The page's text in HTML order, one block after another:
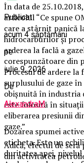
În data de
articolul “Ce spune
care a stârnit panică
hidrocarburilor și
arderea la faclă a
corespunzătoare din
Procesul de ardere la
surplusului de gaze
obișnuită în industria
este folosită în situații
eliberarea presiunii
gaze.”
Adică, efectul de seră
din activitatea
Publicat
acum 4 săptămâni
pe
iulie 9, 2026
De
AlexandraM
Dozarea spumei
eticheta. Este un
duritatea apei,